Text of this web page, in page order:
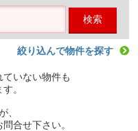
検索
絞り込んで物件を探す
いない物件も
。
、
合せ下さい。